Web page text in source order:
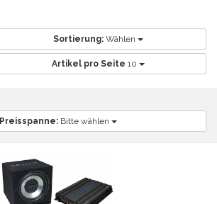
Sortierung: Wählen
Artikel pro Seite 10
Preisspanne: Bitte wählen